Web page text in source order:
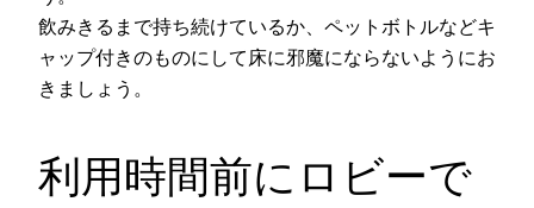
飲みきるまで持ち続けているか、ペットボトルなどキ
ャップ付きのものにして床に邪魔にならないようにお
きましょう。
利用時間前にロビーで